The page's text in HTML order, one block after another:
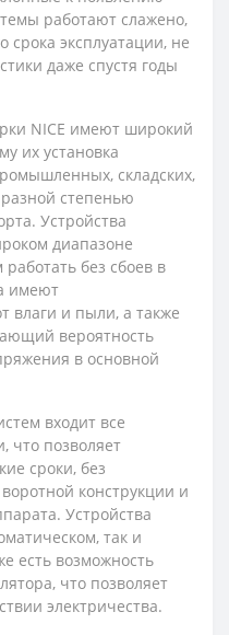
работают слажено,
срока эксплуатации, не
даже спустя годы
NICE имеют широкий
их установка
складских,
степенью
Устройства
диапазоне
без сбоев в
имеют
влаги и пыли, а также
вероятность
в основной
входит все
что позволяет
сроки, без
конструкции и
Устройства
так и
есть возможность
что позволяет
электричества.